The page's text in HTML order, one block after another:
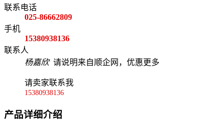
联系电话
025-86662809
手机
15380938136
联系人
杨嘉欣请说明来自顺企网，优惠更多
请卖家联系我
15380938136
产品详细介绍